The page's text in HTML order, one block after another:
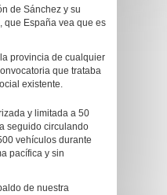
de Sánchez y su
que España vea que es
provincia de cualquier
que trataba
existente.
y limitada a 50
seguido circulando
vehículos durante
pacífica y sin
de nuestra